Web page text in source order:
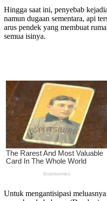
Hingga saat ini, penyebab
namun dugaan sementara, api
arus pendek yang membuat
semua isinya.
Untuk mengantisipasi